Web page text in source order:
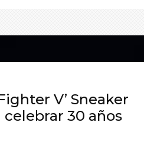
V’ Sneaker
celebrar 30 años